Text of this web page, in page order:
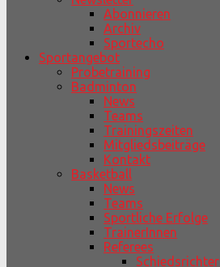
Abonnieren
Archiv
Sportecho
Sportangebot
Probetraining
Badminton
News
Teams
Trainingszeiten
Mitgliedsbeiträge
Kontakt
Basketball
News
Teams
Sportliche Erfolge
TrainerInnen
Referees
Schiedsrichter